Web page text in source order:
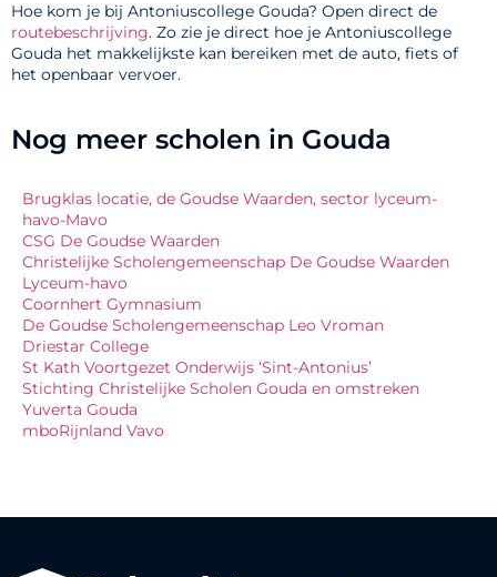
Hoe kom je bij Antoniuscollege Gouda? Open direct de
routebeschrijving. Zo zie je direct hoe je Antoniuscollege
Gouda het makkelijkste kan bereiken met de auto, fiets of
het openbaar vervoer.
Nog meer scholen in Gouda
Brugklas locatie, de Goudse Waarden, sector lyceum-
havo-Mavo
CSG De Goudse Waarden
Christelijke Scholengemeenschap De Goudse Waarden
Lyceum-havo
Coornhert Gymnasium
De Goudse Scholengemeenschap Leo Vroman
Driestar College
St Kath Voortgezet Onderwijs ‘Sint-Antonius’
Stichting Christelijke Scholen Gouda en omstreken
Yuverta Gouda
mboRijnland Vavo